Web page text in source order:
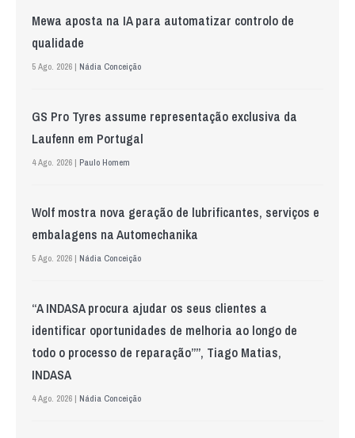
Mewa aposta na IA para automatizar controlo de
qualidade
5 Ago. 2026 | Nádia Conceição
GS Pro Tyres assume representação exclusiva da
Laufenn em Portugal
4 Ago. 2026 | Paulo Homem
Wolf mostra nova geração de lubrificantes, serviços e
embalagens na Automechanika
5 Ago. 2026 | Nádia Conceição
“A INDASA procura ajudar os seus clientes a
identificar oportunidades de melhoria ao longo de
todo o processo de reparação””, Tiago Matias,
INDASA
4 Ago. 2026 | Nádia Conceição